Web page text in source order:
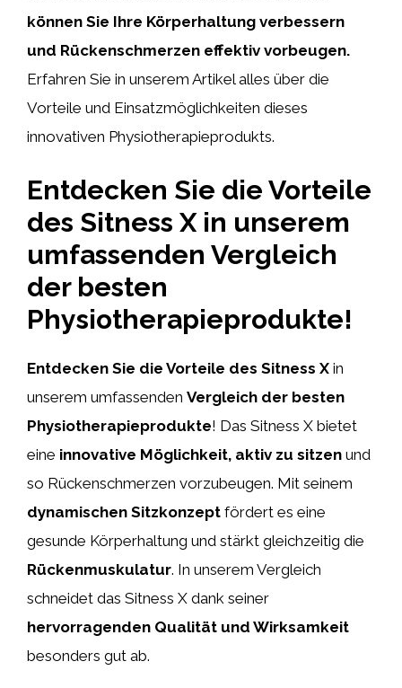
können Sie Ihre Körperhaltung verbessern
und Rückenschmerzen effektiv vorbeugen.
Erfahren Sie in unserem Artikel alles über die
Vorteile und Einsatzmöglichkeiten dieses
innovativen Physiotherapieprodukts.
Entdecken Sie die Vorteile
des Sitness X in unserem
umfassenden Vergleich
der besten
Physiotherapieprodukte!
Entdecken Sie die Vorteile des Sitness X in
unserem umfassenden Vergleich der besten
Physiotherapieprodukte! Das Sitness X bietet
eine innovative Möglichkeit, aktiv zu sitzen und
so Rückenschmerzen vorzubeugen. Mit seinem
dynamischen Sitzkonzept fördert es eine
gesunde Körperhaltung und stärkt gleichzeitig die
Rückenmuskulatur. In unserem Vergleich
schneidet das Sitness X dank seiner
hervorragenden Qualität und Wirksamkeit
besonders gut ab.